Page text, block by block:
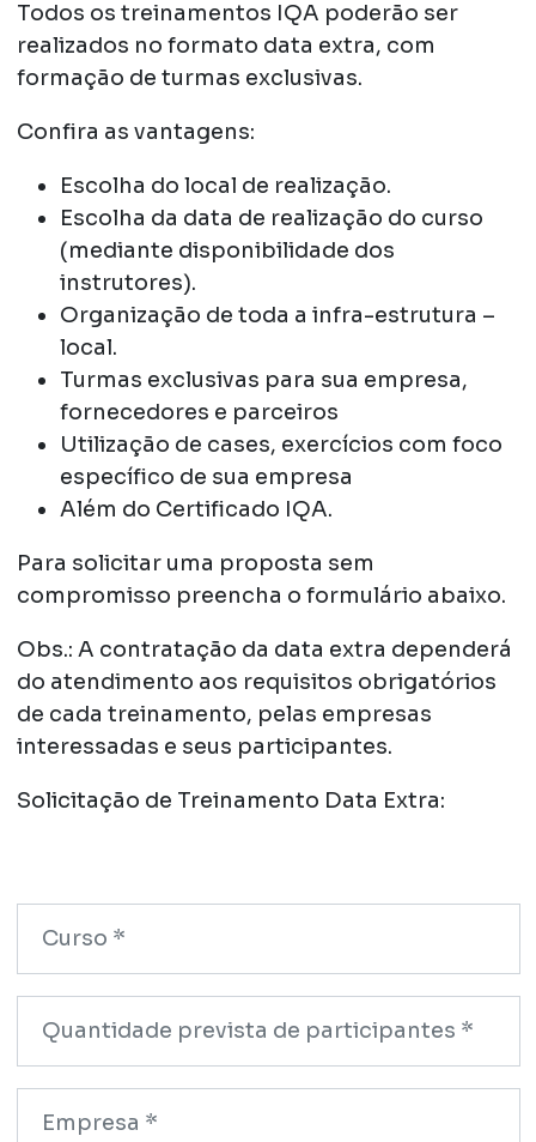
Todos os treinamentos IQA poderão ser
realizados no formato data extra, com
formação de turmas exclusivas.
Confira as vantagens:
Escolha do local de realização.
Escolha da data de realização do curso
(mediante disponibilidade dos
instrutores).
Organização de toda a infra-estrutura –
local.
Turmas exclusivas para sua empresa,
fornecedores e parceiros
Utilização de cases, exercícios com foco
específico de sua empresa
Além do Certificado IQA.
Para solicitar uma proposta sem
compromisso preencha o formulário abaixo.
Obs.: A contratação da data extra dependerá
do atendimento aos requisitos obrigatórios
de cada treinamento, pelas empresas
interessadas e seus participantes.
Solicitação de Treinamento Data Extra: